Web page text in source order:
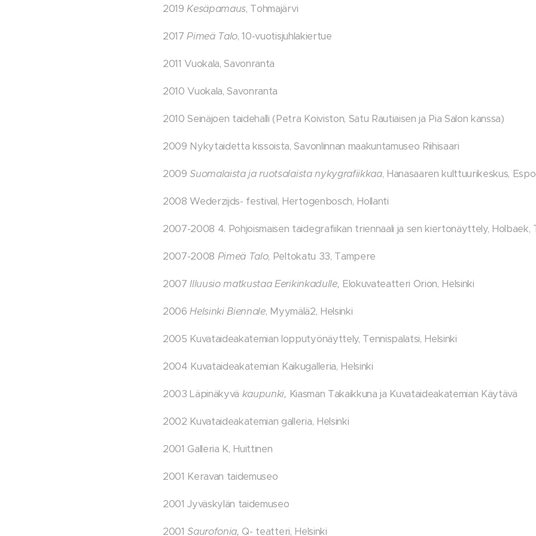
2019Kesäpamaus, Tohmajärvi
2017Pimeä Talo, 10-vuotisjuhlakiertue
2011 Vuokala, Savonranta
2010 Vuokala, Savonranta
2010 Seinäjoen taidehalli (Petra Koiviston, Satu Rautiaisen ja Pia Salon kanssa)
2009 Nykytaidetta kissoista, Savonlinnan maakuntamuseo Riihisaari
2009Suomalaista ja ruotsalaista nykygrafiikkaa, Hanasaaren kulttuurikeskus,
2008 Wederzijds- festival, Hertogenbosch, Hollanti
2007-2008 4. Pohjoismaisen taidegrafiikan triennaali ja sen kiertonäyttely, Holbaek,
2007-2008 Pimeä Talo, Peltokatu 33, Tampere
2007Illuusio matkustaa Eerikinkadulle, Elokuvateatteri Orion, Helsinki
2006Helsinki Biennale, Myymälä2, Helsinki
2005 Kuvataideakatemian lopputyönäyttely, Tennispalatsi, Helsinki
2004 Kuvataideakatemian Kaikugalleria, Helsinki
2003 Läpinäkyvä kaupunki, Kiasman Takaikkuna ja Kuvataideakatemian Käytävä
2002 Kuvataideakatemian galleria, Helsinki
2001 Galleria K, Huittinen
2001 Keravan taidemuseo
2001 Jyväskylän taidemuseo
2001Saurofonia, Q- teatteri, Helsinki